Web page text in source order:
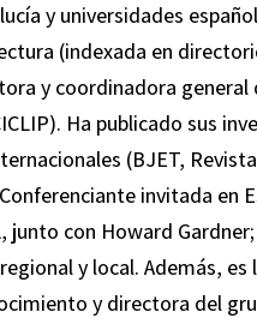
y universidades
(indexada en
y coordinadora general
Ha publicado sus
(BJET,
invitada en
junto con Howard
y local. Además,
y directora del